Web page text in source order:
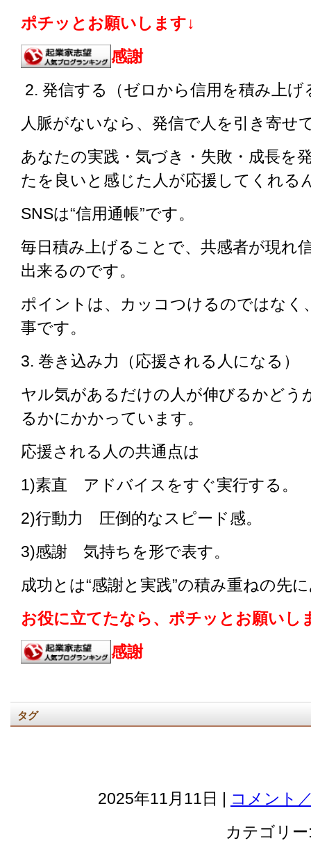
ポチッとお願いします↓
感謝
2. 発信する（ゼロから信用を積み上げ
人脈がないなら、発信で人を引き寄せ
あなたの実践・気づき・失敗・成長を
たを良いと感じた人が応援してくれる
SNSは“信用通帳”です。
毎日積み上げることで、共感者が現れ
出来るのです。
ポイントは、カッコつけるのではなく
事です。
3. 巻き込み力（応援される人になる）
ヤル気があるだけの人が伸びるかどう
るかにかかっています。
応援される人の共通点は
1)素直 アドバイスをすぐ実行する。
2)行動力 圧倒的なスピード感。
3)感謝 気持ちを形で表す。
成功とは“感謝と実践”の積み重ねの先
お役に立てたなら、ポチッとお願いし
感謝
タグ
2025年11月11日 | コメント
カテゴリー